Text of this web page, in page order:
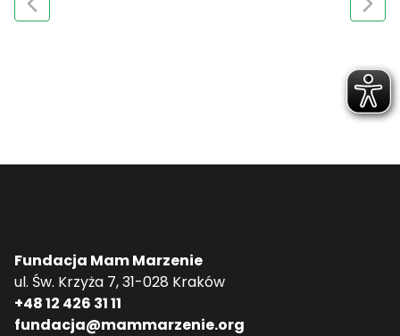
Fundacja Mam Marzenie
ul. Św. Krzyża 7, 31-028 Kraków
+48 12 426 31 11
fundacja@mammarzenie.org